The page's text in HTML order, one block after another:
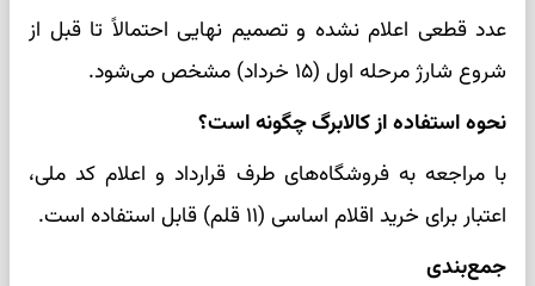
عدد قطعی اعلام نشده و تصمیم نهایی احتمالاً تا قبل از
شروع شارژ مرحله اول (۱۵ خرداد) مشخص می‌شود.
نحوه استفاده از کالابرگ چگونه است؟
با مراجعه به فروشگاه‌های طرف قرارداد و اعلام کد ملی،
اعتبار برای خرید اقلام اساسی (۱۱ قلم) قابل استفاده است.
جمع‌بندی